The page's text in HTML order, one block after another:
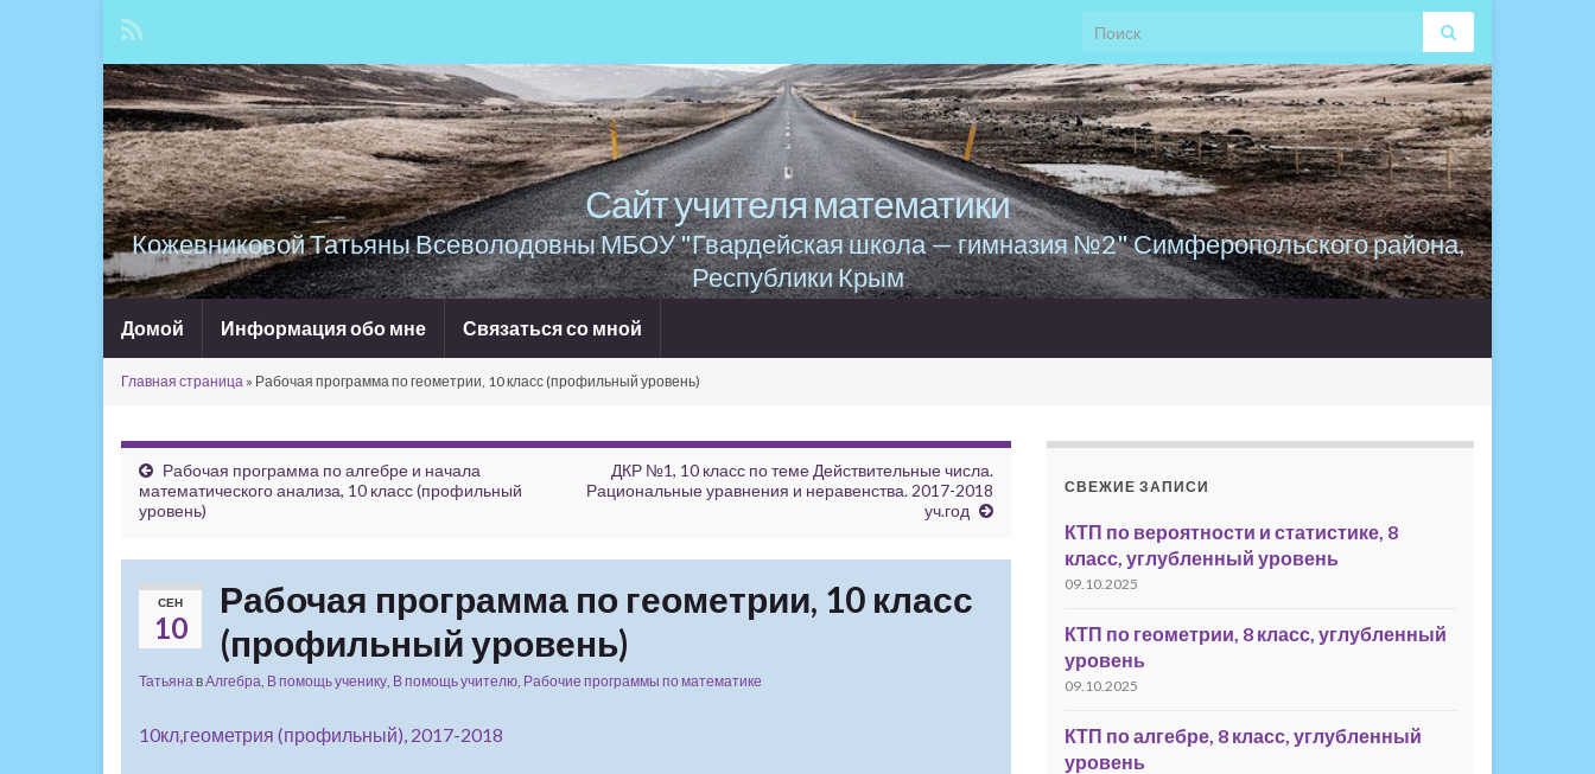
Search for:
Сайт учителя математики
Кожевниковой Татьяны Всеволодовны МБОУ "Гвардейская школа — гимназия №2" Симферопольского района,
Республики Крым
Домой Информация обо мне Связаться со мной
Главная страница » Рабочая программа по геометрии, 10 класс (профильный уровень)
Рабочая программа по алгебре и начала
математического анализа, 10 класс (профильный
уровень)
ДКР №1, 10 класс по теме Действительные числа.
Рациональные уравнения и неравенства. 2017-2018
уч.год
СЕН
10
Рабочая программа по геометрии, 10 класс
(профильный уровень)
ТатьянавАлгебра, В помощь ученику, В помощь учителю, Рабочие программы по математике
10кл,геометрия (профильный), 2017-2018
СВЕЖИЕ ЗАПИСИ
КТП по вероятности и статистике, 8
класс, углубленный уровень
09.10.2025
КТП по геометрии, 8 класс, углубленный
уровень
09.10.2025
КТП по алгебре, 8 класс, углубленный
уровень